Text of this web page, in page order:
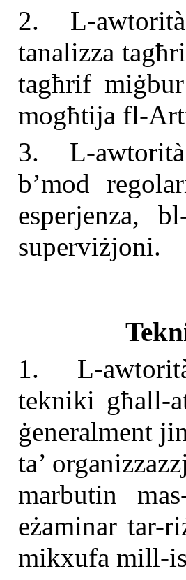
2. L-awtorità
tanalizza
tagħrif
mogħtija fl-
3. L-awtorità
b’mod
esperjenza,
superviżjoni.
1. L-awtorità
tekniki għall-
ġeneralment
ta’
marbutin
eżaminar tar-
mikxufa mill-